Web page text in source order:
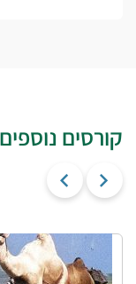
קורסים